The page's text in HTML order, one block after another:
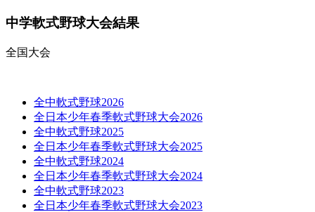
中学軟式野球大会結果
全国大会
全中軟式野球2026
全日本少年春季軟式野球大会2026
全中軟式野球2025
全日本少年春季軟式野球大会2025
全中軟式野球2024
全日本少年春季軟式野球大会2024
全中軟式野球2023
全日本少年春季軟式野球大会2023